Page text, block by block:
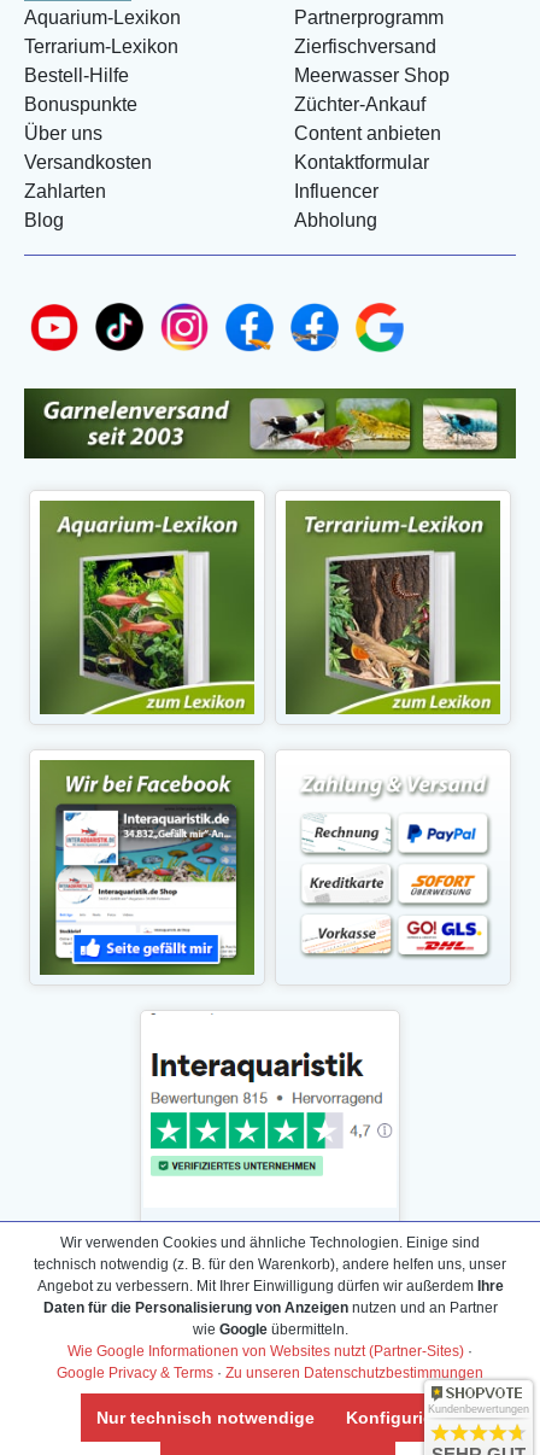
Aquarium-Lexikon
Terrarium-Lexikon
Bestell-Hilfe
Bonuspunkte
Über uns
Versandkosten
Zahlarten
Blog
Partnerprogramm
Zierfischversand
Meerwasser Shop
Züchter-Ankauf
Content anbieten
Kontaktformular
Influencer
Abholung
Daten­schutz­erklärung
Widerrufs­recht /Widerrufs­formular
AGB & Info
Impressum
Umwelt und Entsorgung
Wir verwenden Cookies und ähnliche Technologien. Einige sind
technisch notwendig (z. B. für den Warenkorb), andere helfen uns, unser
Angebot zu verbessern. Mit Ihrer Einwilligung dürfen wir außerdem Ihre
Daten für die Personalisierung von Anzeigennutzen und an Partner
wie Googleübermitteln.
Wie Google Informationen von Websites nutzt (Partner-Sites) ·
Google Privacy & Terms · Zu unseren Datenschutzbestimmungen
Nur technisch notwendige KonfigurierenKundenbewertungen